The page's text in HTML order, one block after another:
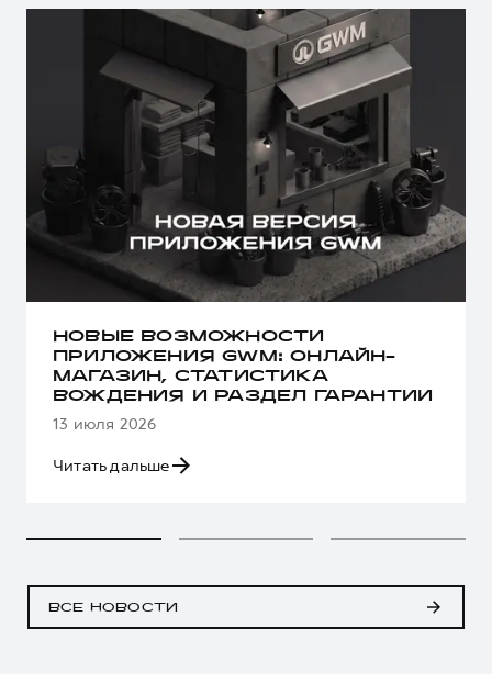
НОВЫЕ ВОЗМОЖНОСТИ
ПРИЛОЖЕНИЯ GWM: ОНЛАЙН-
МАГАЗИН, СТАТИСТИКА
ВОЖДЕНИЯ И РАЗДЕЛ ГАРАНТИИ
13 июля 2026
Читать дальше
ВСЕ НОВОСТИ